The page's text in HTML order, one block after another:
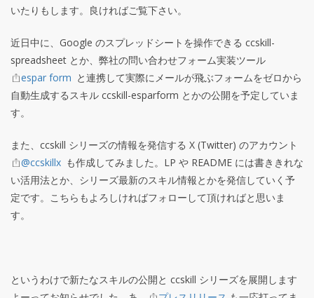
いたりもします。良ければご覧下さい。
近日中に、Google のスプレッドシートを操作できる ccskill-
spreadsheet とか、弊社の問い合わせフォーム実装ツール
espar form と連携して実際にメールが飛ぶフォームをゼロから
自動生成するスキル ccskill-esparform とかの公開を予定していま
す。
また、ccskill シリーズの情報を発信する X (Twitter) のアカウント
@ccskillx も作成してみました。LP や README には書ききれな
い活用法とか、シリーズ最新のスキル情報とかを発信していく予
定です。こちらもよろしければフォローして頂ければと思いま
す。
というわけで新たなスキルの公開と ccskill シリーズを展開します